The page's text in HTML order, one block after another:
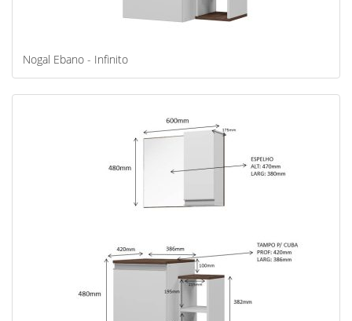
Nogal Ebano - Infinito